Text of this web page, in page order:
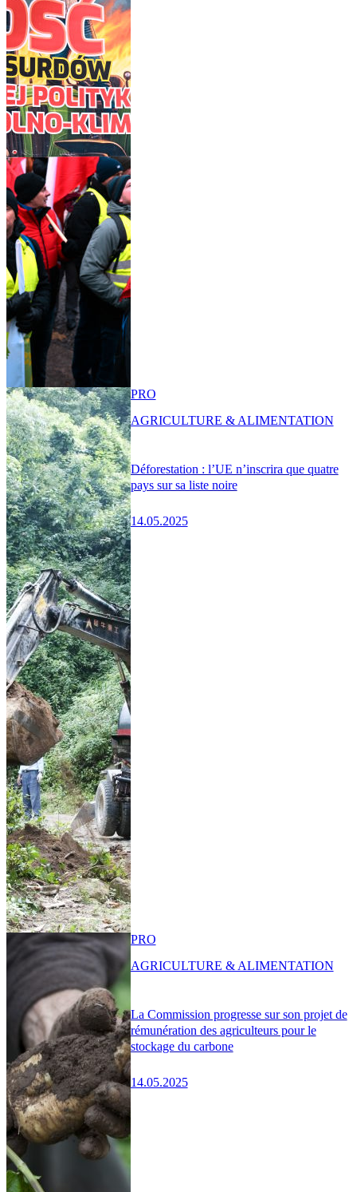
Déforestation : l’UE n’inscrira que quatre
pays sur sa liste noire
14.05.2025
PRO
AGRICULTURE & ALIMENTATION
La Commission progresse sur son projet de
rémunération des agriculteurs pour le
stockage du carbone
14.05.2025
PRO
AGRICULTURE & ALIMENTATION